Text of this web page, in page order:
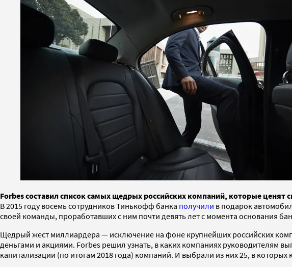
Forbes составил список самых щедрых российских компаний, которые
В 2015 году восемь сотрудников Тинькофф банка получили в подарок
своей команды, проработавших с ним почти девять лет с момента основания
Щедрый жест миллиардера — исключение на фоне крупнейших российских
деньгами и акциями. Forbes решил узнать, в каких компаниях
капитализации (по итогам 2018 года) компаний. И выбрали из них 25, в